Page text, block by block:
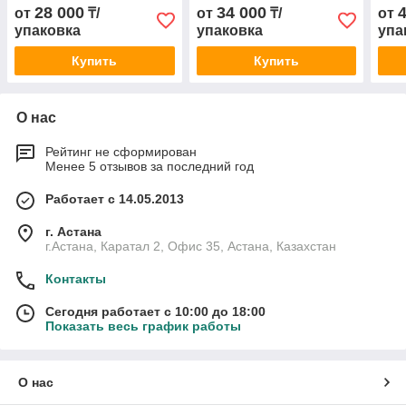
от 28 000 ₸/
упаковка
Купить
от 34 000₸/
упаковка
Купить
от
О нас
Рейтинг не сформирован
Менее 5 отзывов за последний год
Работает с 14.05.2013
г. Астана
г.Астана, Каратал 2, Офис 35, Астана, Казахстан
Контакты
Сегодня работает с 10:00 до 18:00
Показать весь график работы
О нас